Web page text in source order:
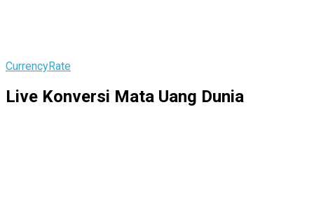
CurrencyRate
Live Konversi Mata Uang Dunia